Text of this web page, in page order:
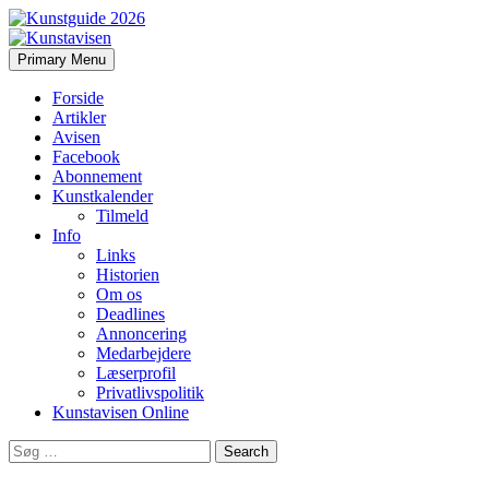
Kunstavisen
Search
Primary Menu Skip
to
Forside
Artikler
Avisen
Facebook
Abonnement
Kunstkalender
Tilmeld
Info
Links
Historien
Om os
Deadlines
Annoncering
Medarbejdere
Læserprofil
Privatlivspolitik
Kunstavisen Online
Search
for: